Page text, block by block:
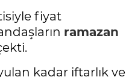
fiyat
ramazan
kadar iftarlık ve